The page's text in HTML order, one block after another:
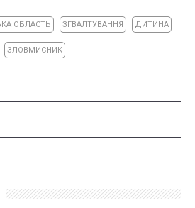
ОБЛАСТЬ ЗГВАЛТУВАННЯ ДИТИНА
ЗЛОВМИСНИК